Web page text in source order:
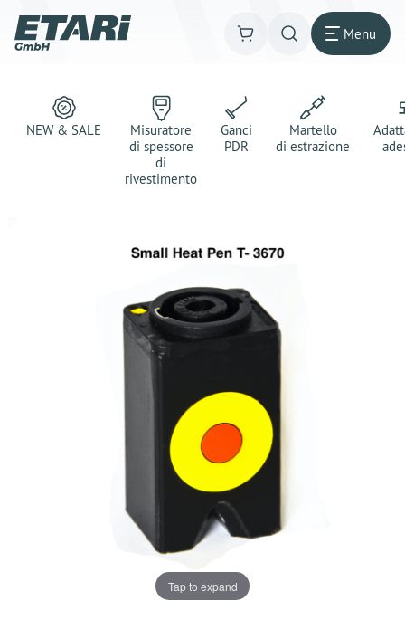
Menu
NEW & SALE
Misuratore
di spessore
di
rivestimento
Ganci
PDR
Martello
di estrazione
Tap to expand